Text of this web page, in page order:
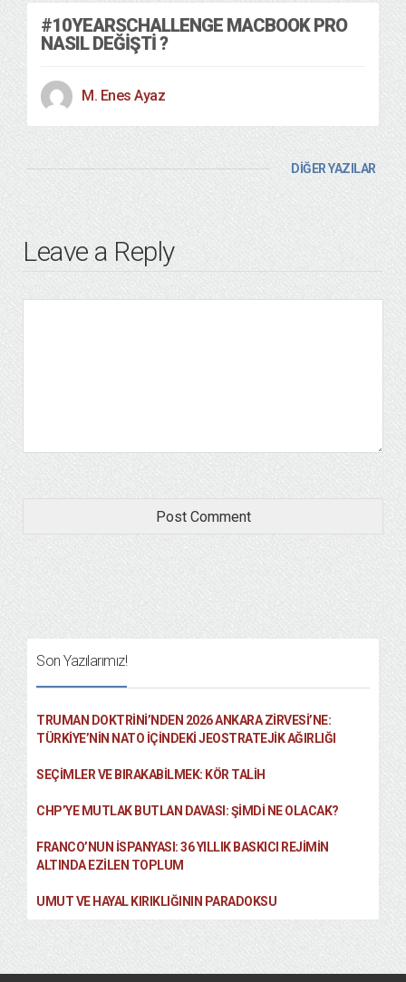
#10YEARSCHALLENGE MACBOOK PRO
NASIL DEĞİŞTİ ?
M. Enes Ayaz
DİĞER YAZILAR
Leave a Reply
Son Yazılarımız!
TRUMAN DOKTRINI’NDEN 2026 ANKARA ZIRVESI’NE:
TÜRKIYE’NIN NATO İÇINDEKI JEOSTRATEJIK AĞIRLIĞI
SEÇIMLER VE BIRAKABILMEK: KÖR TALIH
CHP’YE MUTLAK BUTLAN DAVASI: ŞİMDİ NE OLACAK?
FRANCO’NUN İSPANYASI: 36 YILLIK BASKICI REJIMIN
ALTINDA EZILEN TOPLUM
UMUT VE HAYAL KIRIKLIĞININ PARADOKSU